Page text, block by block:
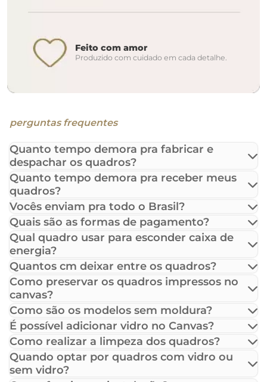
Feito com amor
Produzido com cuidado em cada detalhe.
perguntas frequentes
Quanto tempo demora pra fabricar e
despachar os quadros?
Quanto tempo demora pra receber meus
quadros?
Vocês enviam pra todo o Brasil?
Quais são as formas de pagamento?
Qual quadro usar para esconder caixa de
energia?
Quantos cm deixar entre os quadros?
Como preservar os quadros impressos no
canvas?
Como são os modelos sem moldura?
É possível adicionar vidro no Canvas?
Como realizar a limpeza dos quadros?
Quando optar por quadros com vidro ou
sem vidro?